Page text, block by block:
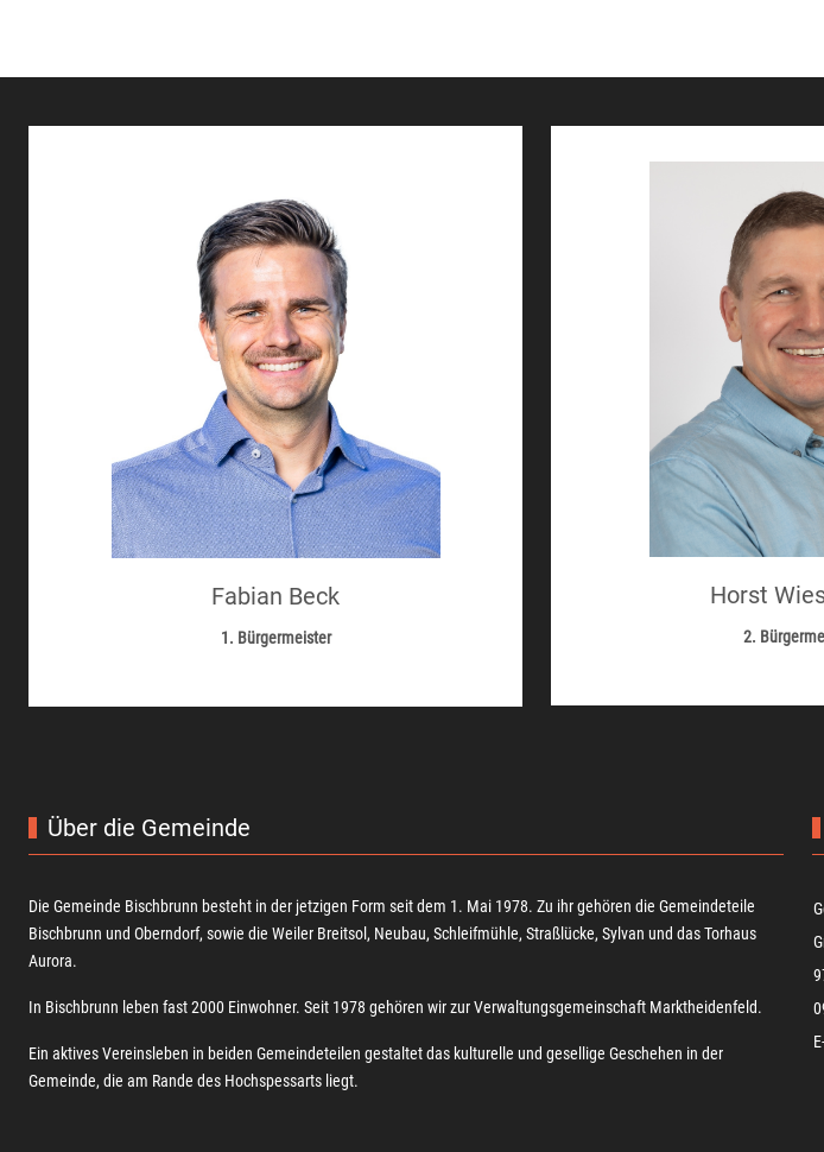
Fabian Beck
1. Bürgermeister
Horst
2.
Über die Gemeinde
Die Gemeinde Bischbrunn besteht in der jetzigen Form seit dem 1. Mai 1978. Zu ihr gehören die Gemeindeteile
Bischbrunn und Oberndorf, sowie die Weiler Breitsol, Neubau, Schleifmühle, Straßlücke, Sylvan und das Torhaus
Aurora.
In Bischbrunn leben fast 2000 Einwohner. Seit 1978 gehören wir zur Verwaltungsgemeinschaft Marktheidenfeld.
Ein aktives Vereinsleben in beiden Gemeindeteilen gestaltet das kulturelle und gesellige Geschehen in der
Gemeinde, die am Rande des Hochspessarts liegt.